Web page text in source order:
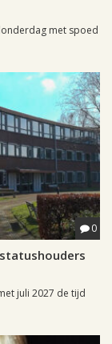
met spoed
0
juli 2027 de tijd